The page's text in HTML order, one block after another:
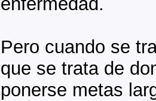
Pero cuando se
que se trata de
ponerse metas